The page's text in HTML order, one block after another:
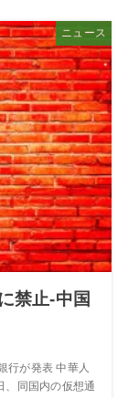
ニュース
禁止-中国
行が発表 中華人
、同国内の仮想通